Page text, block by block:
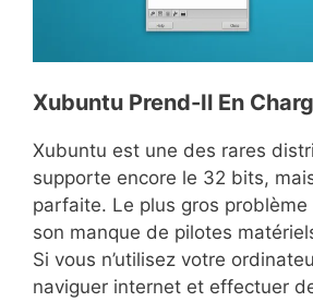
Xubuntu Prend-Il En
Xubuntu est une des rares
supporte encore le 32 bits,
parfaite. Le plus gros
son manque de pilotes
Si vous n’utilisez votre
naviguer internet et effectuer